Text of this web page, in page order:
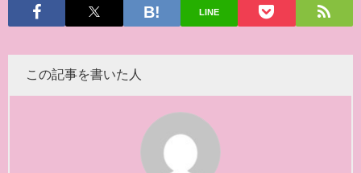
LINE
この記事を書いた人